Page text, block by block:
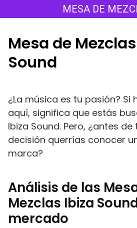
al
MESA DE
Mesa de
Sound
¿La música es tu pasión? Si
aquí, significa que estás
Ibiza Sound. Pero, ¿antes
decisión querrías conocer
marca?
Análisis de las
Mezclas Ibiza
mercado